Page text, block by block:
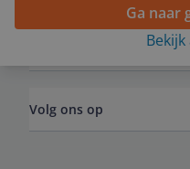
Ga naar
Volg ons op